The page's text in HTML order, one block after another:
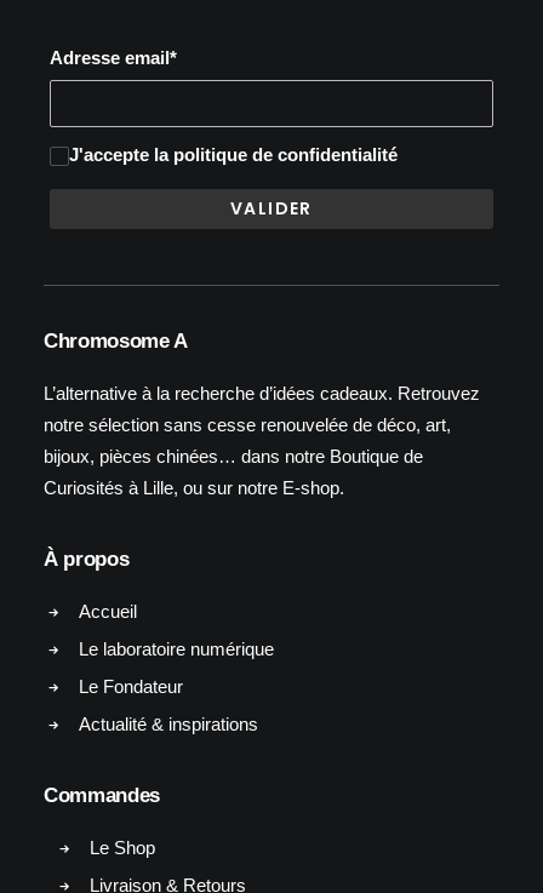
Adresse email*
J'accepte la politique de confidentialité
Chromosome A
L’alternative à la recherche d’idées cadeaux. Retrouvez
notre sélection sans cesse renouvelée de déco, art,
bijoux, pièces chinées… dans notre Boutique de
Curiosités à Lille, ou sur notre E-shop.
À propos
Accueil
Le laboratoire numérique
Le Fondateur
Actualité & inspirations
Commandes
Le Shop
Livraison & Retours